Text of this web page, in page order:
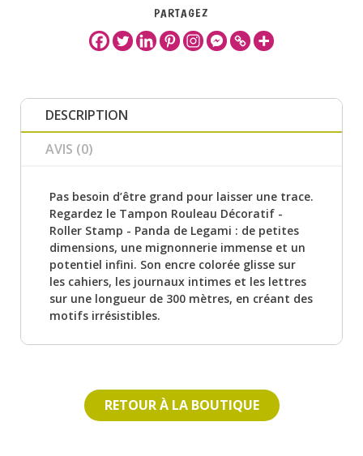
PARTAGEZ
DESCRIPTION
AVIS (0)
Pas besoin d’être grand pour laisser une trace.
Regardez le Tampon Rouleau Décoratif -
Roller Stamp - Panda de Legami : de petites
dimensions, une mignonnerie immense et un
potentiel infini. Son encre colorée glisse sur
les cahiers, les journaux intimes et les lettres
sur une longueur de 300 mètres, en créant des
motifs irrésistibles.
RETOUR À LA BOUTIQUE